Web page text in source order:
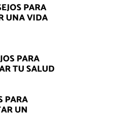
PARA
UNA VIDA
PARA
TU SALUD
PARA